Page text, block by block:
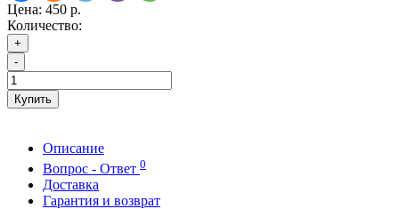
Цена: 450 р.
Количество:
+
-
Купить
Описание
Вопрос - Ответ 0
Доставка
Гарантия и возврат